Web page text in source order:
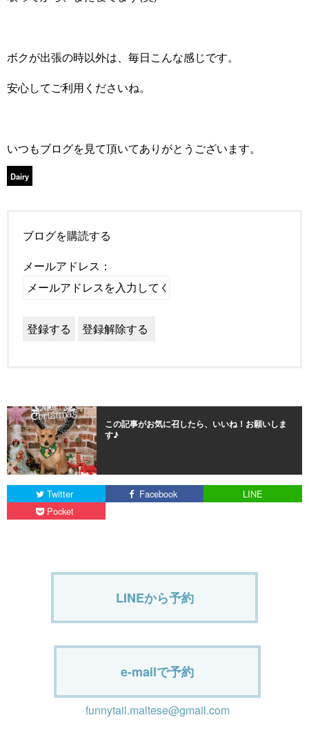
ボクが出張の時以外は、毎日こんな感じです。
安心してご利用くださいね。
いつもブログを見て頂いてありがとうございます。
Dairy
ブログを購読する
メールアドレス：
この記事がお気に召したら、いいね！お願いしま
す♪
Twitter Facebook
LINE
Pocket
LINEから予約
e-mailで予約
funnytail.maltese@gmail.com